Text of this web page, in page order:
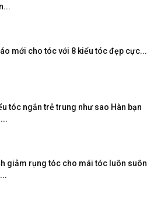
mới cho tóc với 8 kiểu tóc đẹp cực...
tóc ngắn trẻ trung như sao Hàn bạn
giảm rụng tóc cho mái tóc luôn suôn